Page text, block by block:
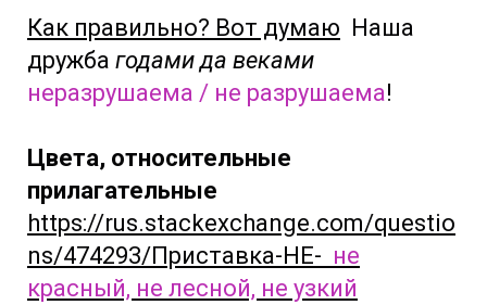
Как правильно? Вот думаю Наша
дружба годами да веками
неразрушаема / не разрушаема!
Цвета, относительные
прилагательные
https://rus.stackexchange.com/questio
ns/474293/Приставка-НЕ- не
красный, не лесной, не узкий